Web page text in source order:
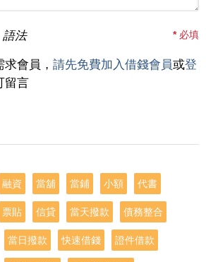
語法 *必填
會員， 請先免費加入借錢會員或登
留言
融資 當舖 當鋪 小額 代書
票貼 信貸 當天撥款 債務整合
當日撥款 快速借錢 證件借款